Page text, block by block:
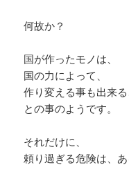
何故か？
国が作ったモノは、
国の力によって、
作り変える事も出来る
との事のようです。
それだけに、
頼り過ぎる危険は、あ